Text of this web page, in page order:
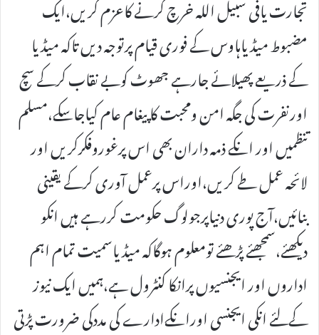
تجارت یافی سبیل اللہ خرچ کرنے کاعزم کریں،ایک
مضبوط میڈیاہاوس کے فوری قیام پرتوجہ دیں تاکہ میڈیا
کے ذریعے پھیلائے جارہے جھوٹ کوبے نقاب کرکے سچ
اورنفرت کی جگہ امن ومحبت کا پیغام عام کیاجاسکے،مسلم
تنظمیں اور انکے ذمہ داران بھی اس پرغوروفکرکریں اور
لائحہ عمل طے کریں،اوراس پرعمل آوری کرکے یقینی
بنائیں،آج پوری دنیاپرجولوگ حکومت کررہے ہیں انکو
دیکھئے،سمجھئے پڑھئے تومعلوم ہوگاکہ میڈیاسمیت تمام اہم
اداروں اور ایجنسیوں پرانکا کنٹرول ہے،ہمیں ایک نیوز
کےلئے انکی ایجنسی اورانکےادارے کی مددکی ضرورت پڑتی